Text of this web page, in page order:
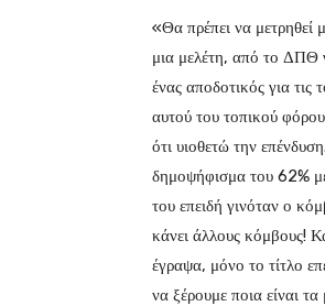
«Θα πρέπει να μετρηθεί
μια μελέτη, από το ΔΠΘ
ένας αποδοτικός για τις
αυτού του τοπικού
ότι υιοθετώ την
δημοψήφισμα του 62%
του επειδή γινόταν ο
κάνει άλλους κόμβους!
έγραψα, μόνο το τίτλο
να ξέρουμε ποια είναι